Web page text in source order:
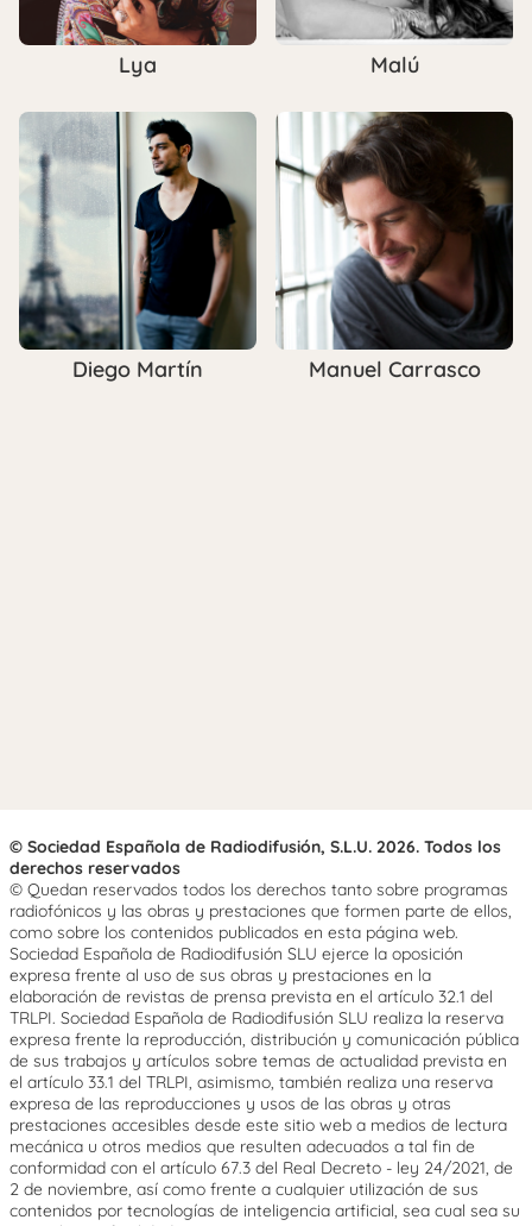
Lya Malú
Diego Martín Manuel Carrasco
© Sociedad Española de Radiodifusión, S.L.U. 2026. Todos los
derechos reservados
© Quedan reservados todos los derechos tanto sobre programas
radiofónicos y las obras y prestaciones que formen parte de ellos,
como sobre los contenidos publicados en esta página web.
Sociedad Española de Radiodifusión SLU ejerce la oposición
expresa frente al uso de sus obras y prestaciones en la
elaboración de revistas de prensa prevista en el artículo 32.1 del
TRLPI. Sociedad Española de Radiodifusión SLU realiza la reserva
expresa frente la reproducción, distribución y comunicación pública
de sus trabajos y artículos sobre temas de actualidad prevista en
el artículo 33.1 del TRLPI, asimismo, también realiza una reserva
expresa de las reproducciones y usos de las obras y otras
prestaciones accesibles desde este sitio web a medios de lectura
mecánica u otros medios que resulten adecuados a tal fin de
conformidad con el artículo 67.3 del Real Decreto - ley 24/2021, de
2 de noviembre, así como frente a cualquier utilización de sus
contenidos por tecnologías de inteligencia artificial, sea cual sea su